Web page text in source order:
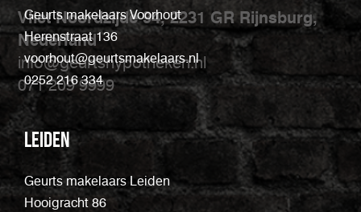
Vliet Noordzijde 94, 2231 GR Rijnsburg,
Nederland
info@geurtshypotheken.nl
071 209 9999
Geurts makelaars Voorhout
Herenstraat 136
voorhout@geurtsmakelaars.nl
0252 216 334
Leiden
Geurts makelaars Leiden
Hooigracht 86